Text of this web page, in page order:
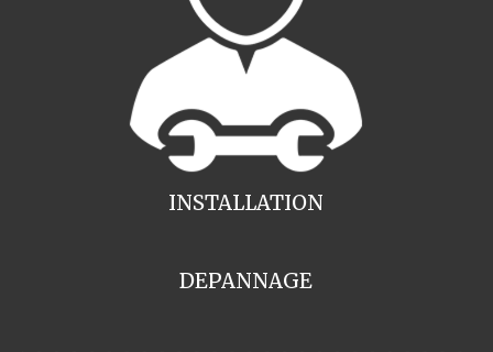
INSTALLATION
DEPANNAGE